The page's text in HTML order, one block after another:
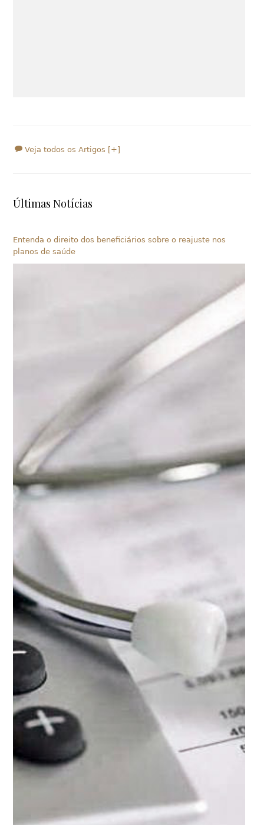
Veja todos os Artigos [+]
Últimas Notícias
Entenda o direito dos beneficiários sobre o reajuste nos
planos de saúde